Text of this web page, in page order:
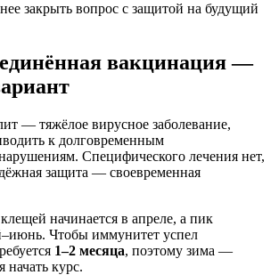
закрыть вопрос с защитой на будущий
вакцинация —
— тяжёлое вирусное заболевание,
к долговременным
Специфического лечения нет,
защита — своевременная
начинается в апреле, а пик
Чтобы иммунитет успел
1–2 месяца, поэтому зима —
начать курс.